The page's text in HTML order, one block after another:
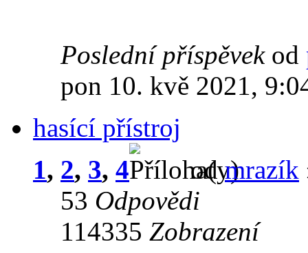
Poslední příspěvek od
pon 10. kvě 2021,
hasící přístroj
1, 2, 3, 4 odmrazík
53 Odpovědi
114335 Zobrazení